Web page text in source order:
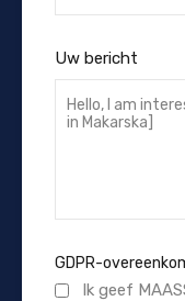
Uw bericht
GDPR-
Ik geef